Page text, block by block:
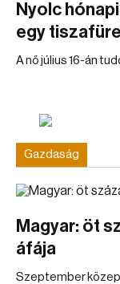
Nyolc
egy
A nő július 16-án
Gazdaság
Magyar: öt
áfája
Szeptember